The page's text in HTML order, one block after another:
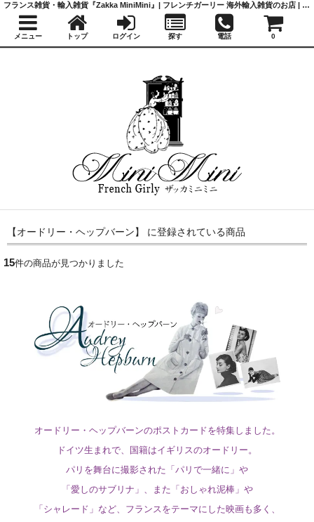
【オードリー・ヘップバーン】 に登録されている商品
15件の商品が見つかりました
オードリー・ヘップバーンのポストカードを特集しました。
ドイツ生まれで、国籍はイギリスのオードリー。
パリを舞台に撮影された「パリで一緒に」や
「愛しのサブリナ」、また「おしゃれ泥棒」や
「シャレード」など、フランスをテーマにした映画も多く、
フランス雑貨・輸入雑貨『Zakka MiniMini』| フレンチガーリー 海外輸入雑貨のお店 | かわいい雑貨 | 蚤の市 | アンティーク
メニュー トップ ログイン 探す 電話 0